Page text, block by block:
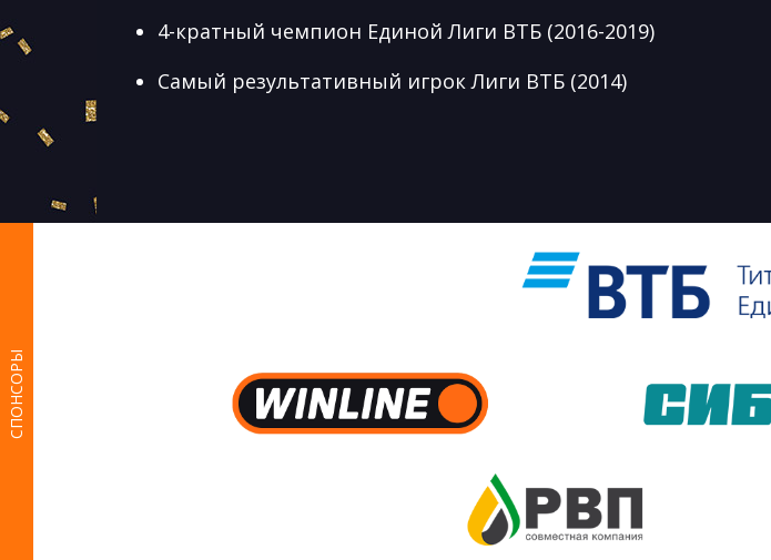
4-кратный чемпион Единой Лиги ВТБ (2016-2019)
Самый результативный игрок Лиги ВТБ (2014)
СПОНСОРЫ